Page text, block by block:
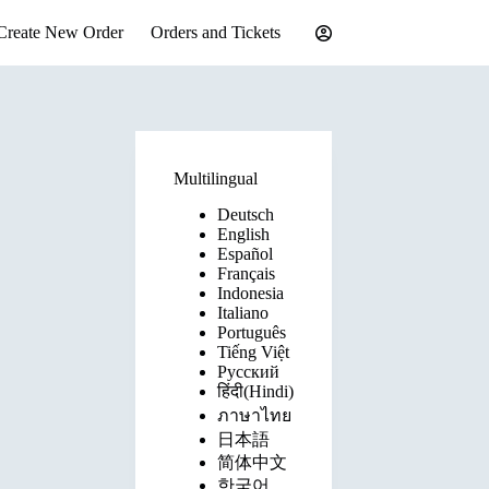
New Order Orders and Tickets
Multilingual
Deutsch
English
Español
Français
Indonesia
Italiano
Português
Tiếng Việt
Русский
हिंदी(Hindi)
ภาษาไทย
日本語
简体中文
한국어